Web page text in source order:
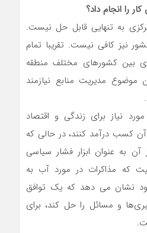
را انجام داد؟
به تنهایی قابل حل نیست.
نیز کافی نیست. تقریبا تمام
بین کشورهای مختلف منطقه
موضوع مدیریت منابع نیازمند
نیاز برای زندگی و اقتصاد
کسب درآمد کنند، در حالی که
به عنوان ابزار فشار سیاسی
که مذاکرات در مورد آب به
نشان می دهد که یک توافق
و مسائل را حل کند، برای